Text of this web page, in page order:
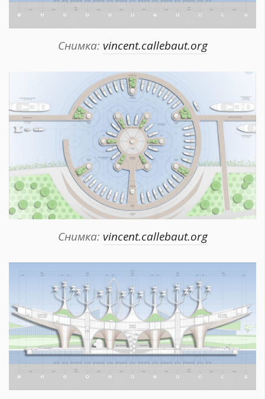
Снимка: vincent.callebaut.org
Снимка: vincent.callebaut.org